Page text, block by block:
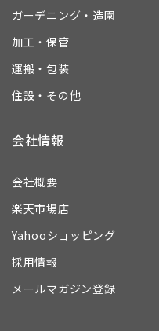
ガーデニング・造園
加工・保管
運搬・包装
住設・その他
会社情報
会社概要
楽天市場店
Yahooショッピング
採用情報
メールマガジン登録